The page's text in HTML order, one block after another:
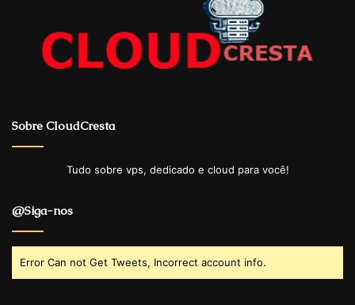
Sobre CloudCresta
Tudo sobre vps, dedicado e cloud para você!
@Siga-nos
Error Can not Get Tweets, Incorrect account info.